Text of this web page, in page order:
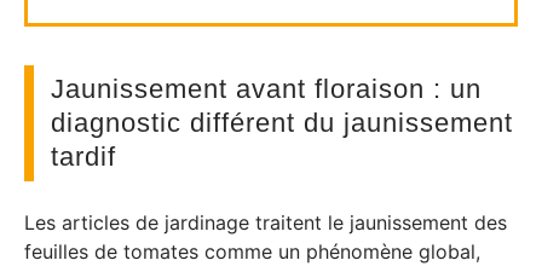
Jaunissement avant floraison : un
diagnostic différent du jaunissement
tardif
Les articles de jardinage traitent le jaunissement des
feuilles de tomates comme un phénomène global,